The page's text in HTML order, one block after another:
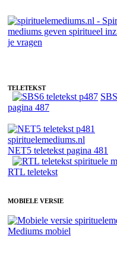
TELETEKST
pagina 487
NET5 teletekst pagina 481
RTL teletekst
MOBIELE VERSIE
Mediums mobiel